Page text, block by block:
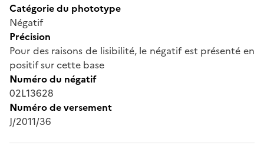
Catégorie du phototype
Négatif
Précision
Pour des raisons de lisibilité, le négatif est présenté en
positif sur cette base
Numéro du négatif
02L13628
Numéro de versement
J/2011/36